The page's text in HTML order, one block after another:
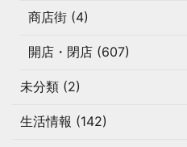
商店街 (4)
開店・閉店 (607)
未分類 (2)
生活情報 (142)